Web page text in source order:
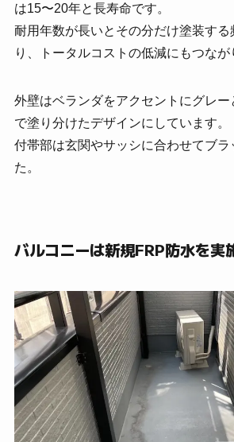
は15〜20年と長寿命です。
耐用年数が長いとその分だけ塗装する
り、トータルコストの低減にもつなが
外壁はベランダをアクセントにグレ
で塗り分けたデザインにしています。
付帯部は玄関やサッシに合わせてブラ
た。
バルコニーは新規FRP防水を実